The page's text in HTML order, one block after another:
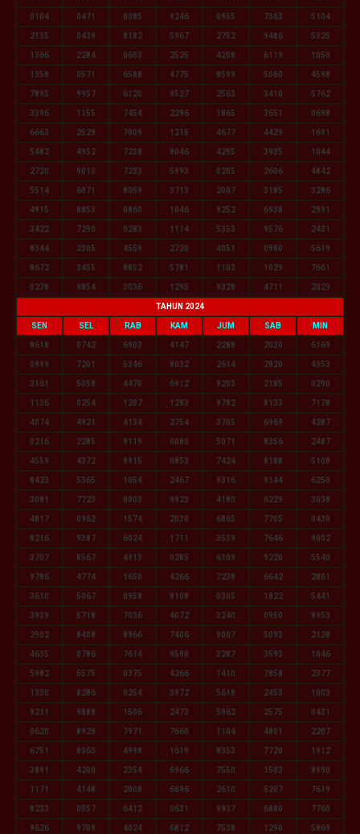
0104 0471 0085 9246 0955 7363 5104
2135 0439 8182 5967 2752 9486 5325
1366 2284 0603 2525 4208 6119 1050
1358 0571 6588 4775 8599 5060 4598
7895 9957 6120 9527 2563 3410 5762
3396 1155 7454 2296 1865 3651 0698
6663 2529 7009 1215 4677 4429 1691
5482 4952 7238 8046 4295 3935 1044
2720 9013 7233 5993 0205 2606 4842
5514 6071 8059 3713 2007 3185 3286
4915 8853 0860 1046 9252 6938 2991
3422 7290 0283 1114 5353 9576 2431
8344 2305 4559 2720 4051 0980 5619
8672 3455 8852 5781 1103 1029 7661
0278 9854 3036 1295 9328 4711 2029
TAHUN 2024
SEN SEL RAB KAM JUM SAB MIN
8618 0742 6903 4147 2288 2030 6169
0999 7201 5346 8032 2614 2820 4353
3161 5058 4470 6912 9203 2185 0290
1136 0254 1207 1283 9782 8133 7178
4074 4921 4134 2754 3705 6969 4287
0216 2285 9119 0080 5071 8356 2487
4559 4372 9915 0853 7424 8188 5108
8423 5365 1054 2467 9316 9144 6250
3081 7723 0003 9923 4180 6229 3038
4817 0962 1574 2030 6865 7705 0430
8216 9387 6024 1711 3539 7646 9002
3707 8567 4913 0285 6109 9220 5540
9786 4774 1650 4266 7238 6642 2861
3610 5067 0958 8108 0305 1822 5441
3939 5718 7036 4072 3240 0950 8953
2902 8408 8966 7406 9007 5093 2128
4635 0786 7614 9590 3287 3593 1046
5982 5575 0375 4266 1410 7858 2377
1330 8286 0254 3972 5618 2453 1003
9211 9888 1506 2473 5962 2575 0431
0620 8929 7971 7660 1104 4801 2207
6751 8063 4998 1619 8353 7720 1912
3891 4200 2354 6966 7550 1503 8990
1171 4148 2008 6696 2610 5207 7619
8233 0557 6412 0631 9937 6880 7760
9626 9709 4024 6812 7538 1290 5869